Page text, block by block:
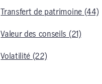
Transfert de patrimoine (44)
Valeur des conseils (21)
Volatilité (22)